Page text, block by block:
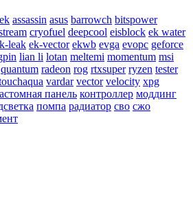
assassin asus barrowch bitspower
cryofuel deepcool eisblock ek water
leak ek-vector ekwb evga evopc geforce
lian li lotan meltemi momentum msi
quantum radeon rog rtxsuper ryzen tester
vardar vector velocity xpg
панель контроллер моддинг
помпа радиатор сво сжо